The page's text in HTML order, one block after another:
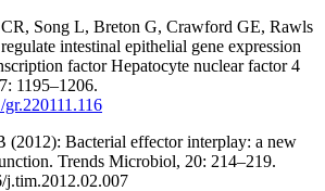
Song L, Breton G, Crawford GE, Rawls
intestinal epithelial gene expression
factor Hepatocyte nuclear factor 4
1195–1206.
(2012): Bacterial effector interplay: a new
Trends Microbiol, 20: 214–219.
j.tim.2012.02.007